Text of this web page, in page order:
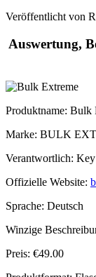
Auswertung,
Produktname: Bulk
Marke: BULK
Verantwortlich: Key
Offizielle Website:
Sprache: Deutsch
Winzige
Preis: €49.00
Produktformat: